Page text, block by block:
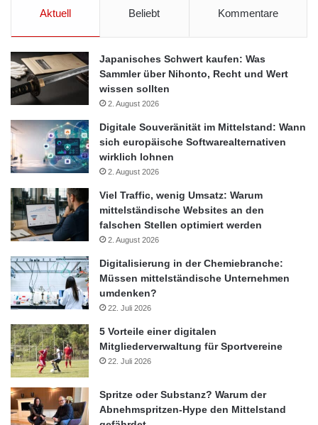
Aktuell Beliebt Kommentare
Japanisches Schwert kaufen: Was
Sammler über Nihonto, Recht und Wert
wissen sollten
2. August 2026
Digitale Souveränität im Mittelstand: Wann
sich europäische Softwarealternativen
wirklich lohnen
2. August 2026
Viel Traffic, wenig Umsatz: Warum
mittelständische Websites an den
falschen Stellen optimiert werden
2. August 2026
Digitalisierung in der Chemiebranche:
Müssen mittelständische Unternehmen
umdenken?
22. Juli 2026
5 Vorteile einer digitalen
Mitgliederverwaltung für Sportvereine
22. Juli 2026
Spritze oder Substanz? Warum der
Abnehmspritzen-Hype den Mittelstand